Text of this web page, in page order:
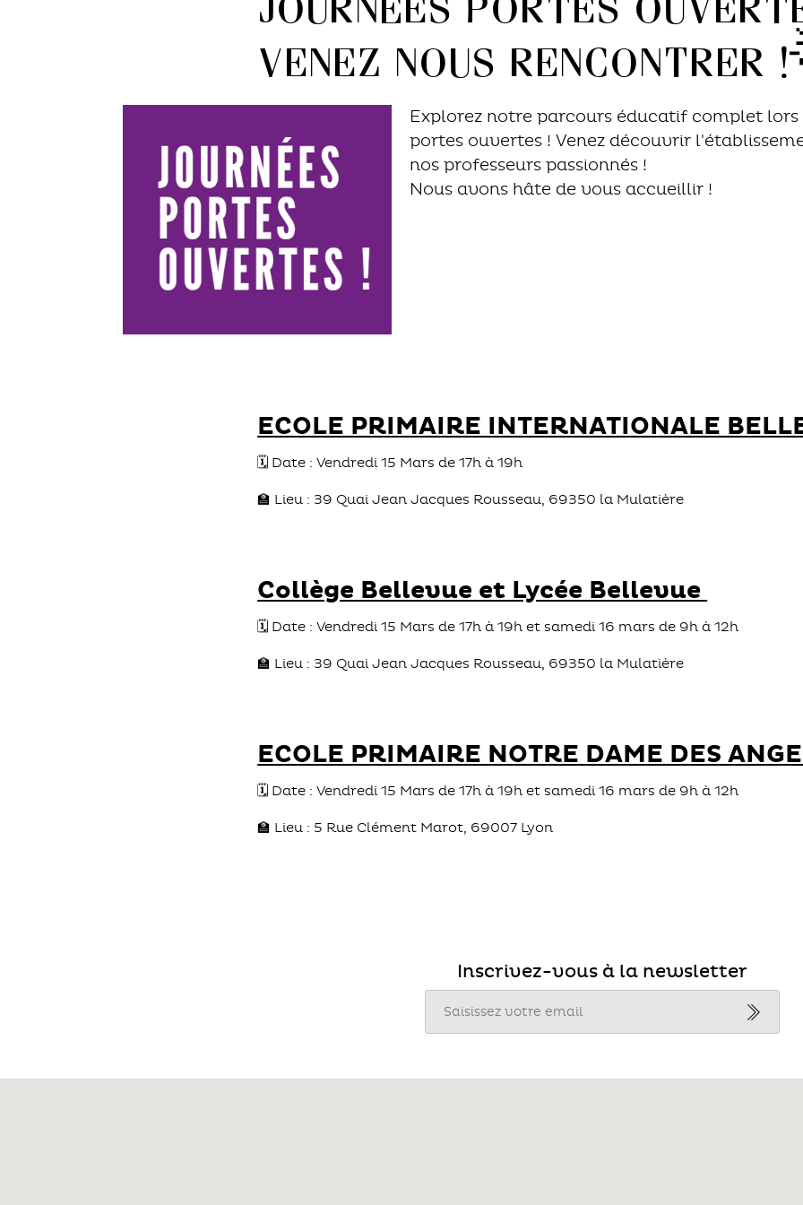
venez nous rencontrer
Explorez notre parcours éducatif complet lors
portes ouvertes ! Venez découvrir
nos professeurs passionnés !
Nous avons hâte de vous accueillir !
ECOLE PRIMAIRE INTERNATIONALE
🗓️ Date : Vendredi 15 Mars de 17h à 19h
🏫 Lieu : 39 Quai Jean Jacques Rousseau, 69350 la Mulatière
Collège Bellevue et Lycée Bellevue
🗓️ Date : Vendredi 15 Mars de 17h à 19h et samedi 16 mars de 9h à 12h
🏫 Lieu : 39 Quai Jean Jacques Rousseau, 69350 la Mulatière
ECOLE PRIMAIRE NOTRE DAME DES
🗓️ Date : Vendredi 15 Mars de 17h à 19h et samedi 16 mars de 9h à 12h
🏫 Lieu : 5 Rue Clément Marot, 69007 Lyon
Inscrivez-vous à la newsletter